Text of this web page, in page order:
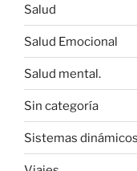
Salud
Salud Emocional
Salud mental.
Sin categoría
Sistemas